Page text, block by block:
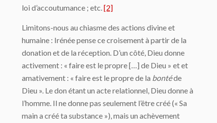
loi d’accoutumance ; etc.[2]
Limitons-nous au chiasme des actions divine et
humaine : Irénée pense ce croisement à partir de la
donation et de la réception. D’un côté, Dieu donne
activement : « faire est le propre […] de Dieu » et et
amativement : « faire est le propre de la bontéde
Dieu ». Le don étant un acte relationnel, Dieu donne à
l’homme. Il ne donne pas seulement l’être créé (« Sa
main a créé ta substance »), mais un achèvement